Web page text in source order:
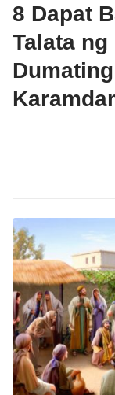
8 Dapat
Talata